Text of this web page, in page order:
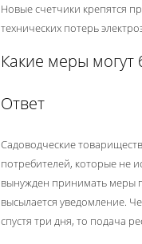
Новые счетчики крепятся
технических потерь
Какие меры
Ответ
Садоводческие
потребителей, которые не
вынужден принимать меры
высылается уведомление.
спустя три дня, то подача